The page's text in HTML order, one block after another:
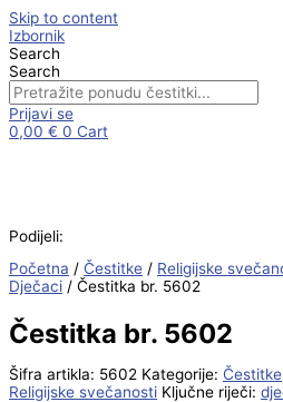
Skip to content
Izbornik
Search
Search
Prijavi se
0,00 € 0 Cart
Podijeli:
Početna / Čestitke / Religijske
Dječaci / Čestitka br. 5602
Čestitka br. 5602
Šifra artikla: 5602 Kategorije: Čestitke
Religijske svečanosti Ključne riječi: